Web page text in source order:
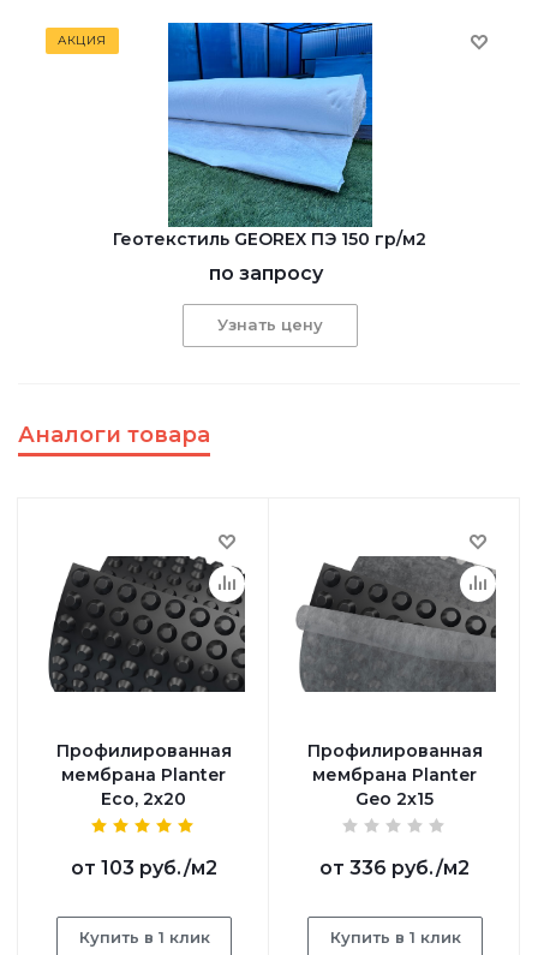
АКЦИЯ
Геотекстиль GEOREX ПЭ 150 гр/м2
по запросу
Узнать цену
Аналоги товара
Профилированная
мембрана Planter
Eco, 2х20
от 103 руб./м2
Купить в 1 клик
Профилированная
мембрана Planter
Geo 2х15
от 336 руб./м2
Купить в 1 клик